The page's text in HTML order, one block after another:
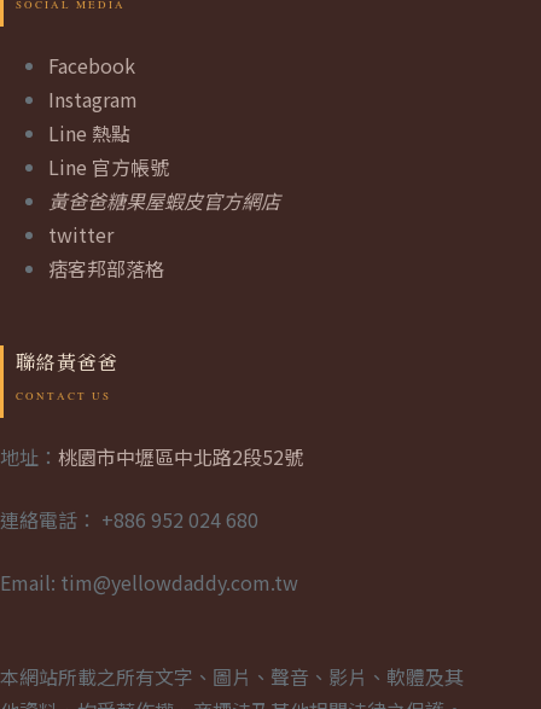
Facebook
Instagram
Line 熱點
Line 官方帳號
黃爸爸糖果屋蝦皮官方網店
twitter
痞客邦部落格
聯絡黃爸爸
地址： 桃園市中壢區中北路2段52號
連絡電話： +886 952 024 680
Email: tim@yellowdaddy.com.tw
本網站所載之所有文字、圖片、聲音、影片、軟體及其